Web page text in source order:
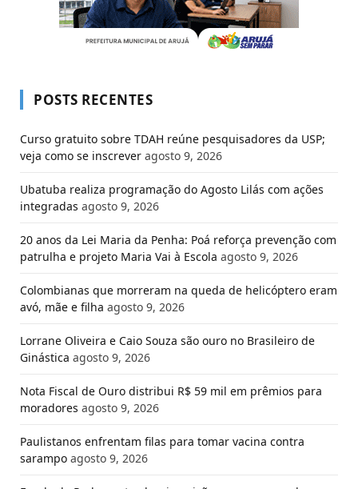
POSTS RECENTES
Curso gratuito sobre TDAH reúne pesquisadores da USP;
veja como se inscrever agosto 9, 2026
Ubatuba realiza programação do Agosto Lilás com ações
integradas agosto 9, 2026
20 anos da Lei Maria da Penha: Poá reforça prevenção com
patrulha e projeto Maria Vai à Escola agosto 9, 2026
Colombianas que morreram na queda de helicóptero eram
avó, mãe e filha agosto 9, 2026
Lorrane Oliveira e Caio Souza são ouro no Brasileiro de
Ginástica agosto 9, 2026
Nota Fiscal de Ouro distribui R$ 59 mil em prêmios para
moradores agosto 9, 2026
Paulistanos enfrentam filas para tomar vacina contra
sarampo agosto 9, 2026